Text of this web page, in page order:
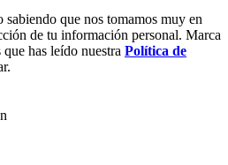
sabiendo que nos tomamos muy en
de tu información personal. Marca
que has leído nuestra Política de